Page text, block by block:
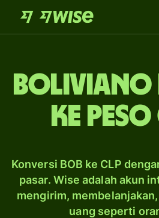
boliviano
ke peso
Konversi BOB ke CLP
pasar. Wise adalah akun
mengirim,
uang seperti